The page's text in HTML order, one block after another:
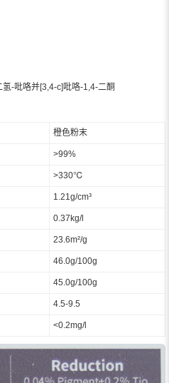
-吡咯并[3,4-c]吡咯-1,4-二酮
橙色粉末
>99%
>330℃
1.21g/cm³
0.37kg/l
23.6m²/g
46.0g/100g
45.0g/100g
4.5-9.5
<0.2mg/l